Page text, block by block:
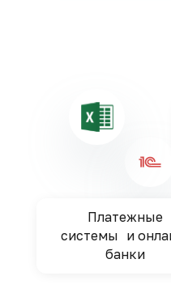
Платежные
системы и
банки